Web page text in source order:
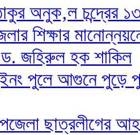
অনুক‚ল
শিক্ষার
জহিরুল হক শাকিল
পুলে আগুনে পুড়ে
ছাত্রলীগের